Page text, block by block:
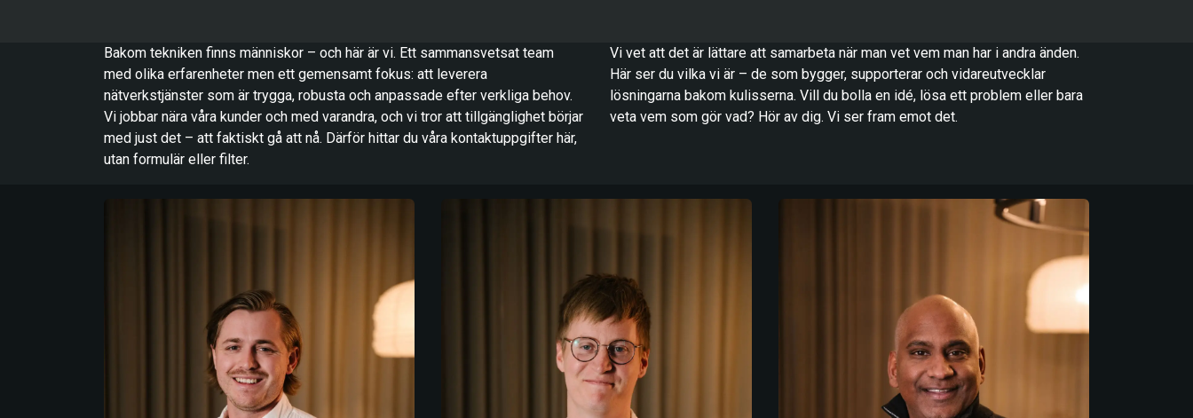
Bakom tekniken finns människor – och här är vi. Ett sammansvetsat team
med olika erfarenheter men ett gemensamt fokus: att leverera
nätverkstjänster som är trygga, robusta och anpassade efter verkliga behov.
Vi jobbar nära våra kunder och med varandra, och vi tror att tillgänglighet börjar
med just det – att faktiskt gå att nå. Därför hittar du våra kontaktuppgifter här,
utan formulär eller filter.
Vi vet att det är lättare att samarbeta när man vet vem man har i andra änden.
Här ser du vilka vi är – de som bygger, supporterar och vidareutvecklar
lösningarna bakom kulisserna. Vill du bolla en idé, lösa ett problem eller bara
veta vem som gör vad? Hör av dig. Vi ser fram emot det.